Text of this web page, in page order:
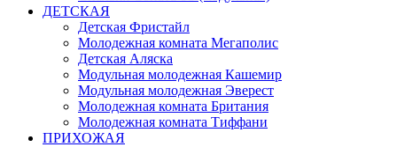
ДЕТСКАЯ
Детская Фристайл
Молодежная комната Мегаполис
Детская Аляска
Модульная молодежная Кашемир
Модульная молодежная Эверест
Молодежная комната Британия
Молодежная комната Тиффани
ПРИХОЖАЯ